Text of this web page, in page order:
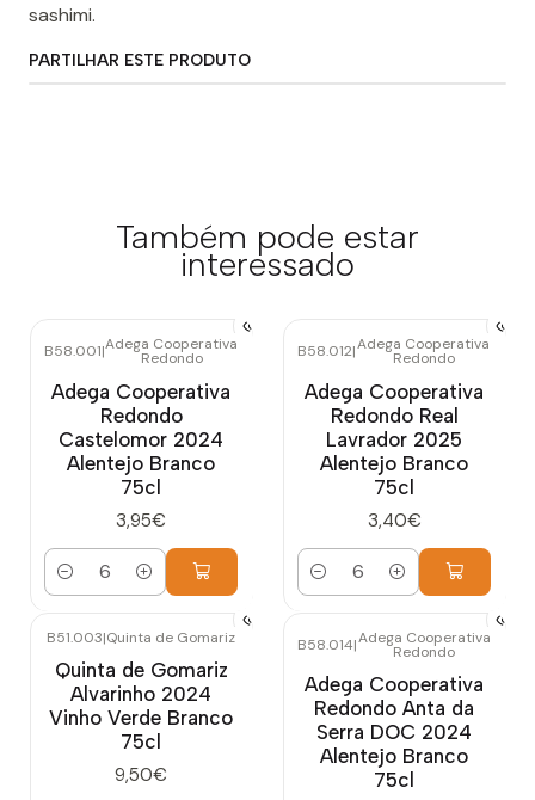
sashimi.
PARTILHAR ESTE PRODUTO
Também pode estar
interessado
B58.001|Adega Cooperativa
Redondo
Adega Cooperativa
Redondo
Castelomor 2024
Alentejo Branco
75cl
3,95€
Quantidade
B58.012|Adega Cooperativa
Redondo
Adega Cooperativa
Redondo Real
Lavrador 2025
Alentejo Branco
75cl
3,40€
Quantidade
B51.003|Quinta de Gomariz
Quinta de Gomariz
Alvarinho 2024
Vinho Verde Branco
75cl
9,50€
B58.014|Adega Cooperativa
Redondo
Adega Cooperativa
Redondo Anta da
Serra DOC 2024
Alentejo Branco
75cl